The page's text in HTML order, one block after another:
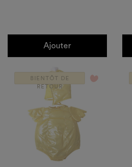
Ajouter
BIENTÔT DE
RETOUR
favorite_border